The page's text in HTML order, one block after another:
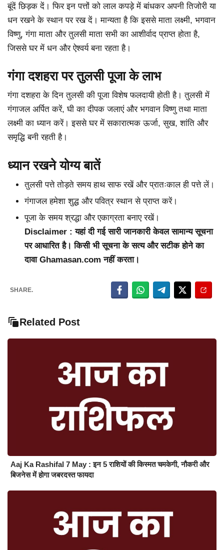
बूंदें छिड़क दें। फिर इन पत्तों को लाल कपड़े में बांधकर अपनी तिजोरी या
धन रखने के स्थान पर रख दें। मान्यता है कि इससे माता लक्ष्मी, भगवान
विष्णु, गंगा माता और तुलसी माता सभी का आशीर्वाद प्राप्त होता है,
जिससे घर में धन और ऐश्वर्य बना रहता है।
गंगा दशहरा पर तुलसी पूजा के लाभ
गंगा दशहरा के दिन तुलसी की पूजा विशेष फलदायी होती है। तुलसी में
गंगाजल अर्पित करें, घी का दीपक जलाएं और भगवान विष्णु तथा माता
लक्ष्मी का ध्यान करें। इससे घर में सकारात्मक ऊर्जा, सुख, शांति और
समृद्धि बनी रहती है।
ध्यान रखने योग्य बातें
तुलसी पत्ते तोड़ते समय हाथ साफ रखें और प्रातःकाल ही पत्ते लें।
गंगाजल हमेशा शुद्ध और पवित्र स्थान से प्राप्त करें।
पूजा के समय श्रद्धा और एकाग्रता बनाए रखें।
Disclaimer : यहां दी गई सारी जानकारी केवल सामान्य सूचना
पर आधारित है। किसी भी सूचना के सत्य और सटीक होने का
दावा Ghamasan.com नहीं करता।
SHARE.
Related Post
Aaj Ka Rashifal 7 May : इन 5 राशियों की किस्मत चमकेगी, नौकरी और
बिजनेस में होगा जबरदस्त फायदा